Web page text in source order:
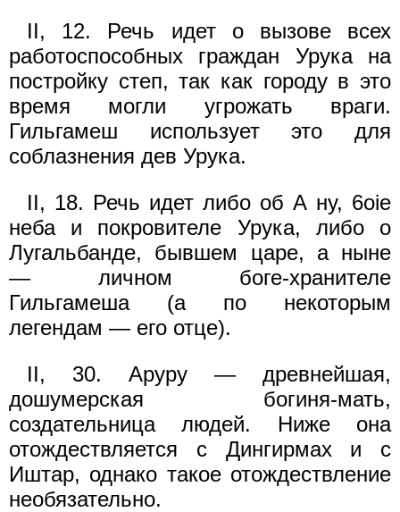
II, 12. Речь идет о вызове всех
работоспособных граждан Урука на
постройку степ, так как городу в это
время могли угрожать враги.
Гильгамеш использует это для
соблазнения дев Урука.
II, 18. Речь идет либо об А ну, 6oie
неба и покровителе Урука, либо о
Лугальбанде, бывшем царе, а ныне
— личном боге-хранителе
Гильгамеша (а по некоторым
легендам — его отце).
II, 30. Аруру — древнейшая,
дошумерская богиня-мать,
создательница людей. Ниже она
отождествляется с Дингирмах и с
Иштар, однако такое отождествление
необязательно.